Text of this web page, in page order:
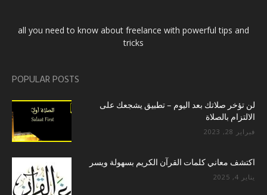
all you need to know about freelance with powerful tips and
tricks
POPULAR POSTS
لن تؤخر صلاتك بعد اليوم – تطبيق يشجعك على
الالتزام بالصلاة
فبراير 28, 2023
اكتشف معاني كلمات القرآن الكريم بسهولة ويسر
يناير 4, 2025